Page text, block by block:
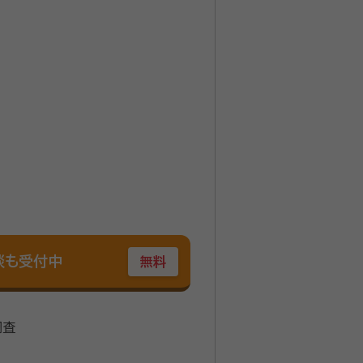
受付中 無料